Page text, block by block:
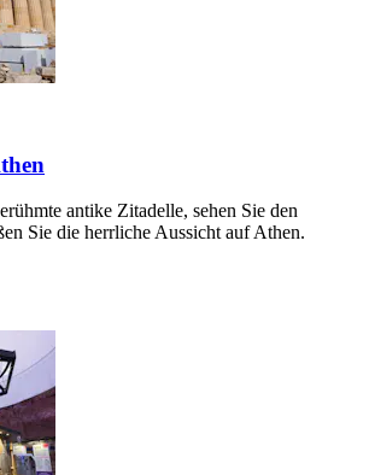
antike Zitadelle, sehen Sie den
Sie die herrliche Aussicht auf Athen.